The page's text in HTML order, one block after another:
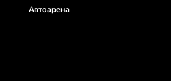
Автоарена